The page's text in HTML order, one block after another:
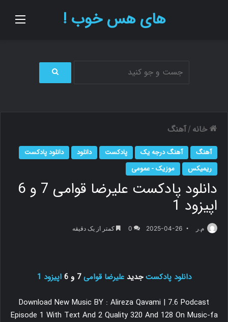
های هس خوب !
ج
ر
ا
خانه / آهنگ
آهنگ آهنگ درجه یک پادکست دانلود
دانلود پادکست
ریمیکس
موزیک - عمومی
دانلود پادکست علیرضا قوامی 7 و 6
اپیزود 1
م.ر 2025-04-26
0 کمتر از یک دقیقه
دانلود پادکستجدیدعلیرضا قوامی7 و 6 اپیزود 1
Download New Music BY : Alireza Qavami | 7.6 Podcast
Episode 1 With Text And 2 Quality 320 And 128 On Music-fa